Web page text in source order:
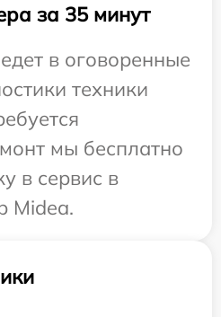
за 35 минут
в оговоренные
техники
мы бесплатно
в сервис в
Midea.